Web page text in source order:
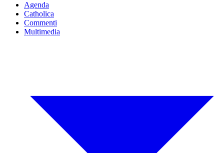
Agenda
Catholica
Commenti
Multimedia